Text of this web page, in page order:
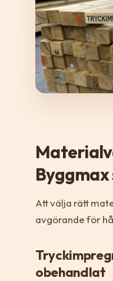
Att välja rätt
avgörande för
obehandlat